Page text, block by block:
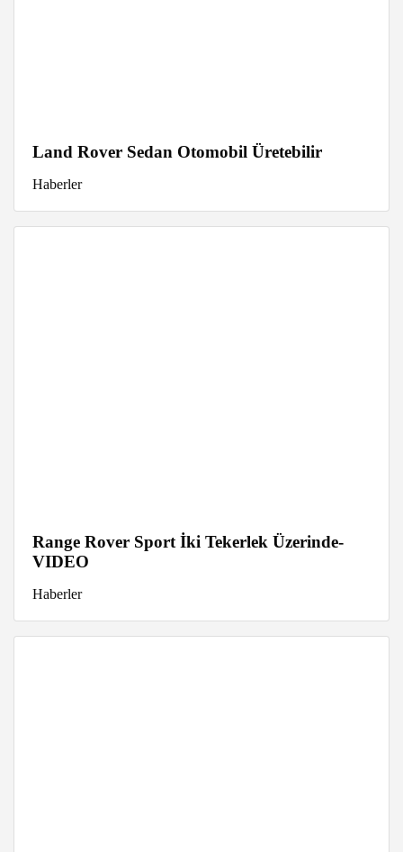
Land Rover Sedan Otomobil Üretebilir
Haberler
Range Rover Sport İki Tekerlek Üzerinde-
VIDEO
Haberler